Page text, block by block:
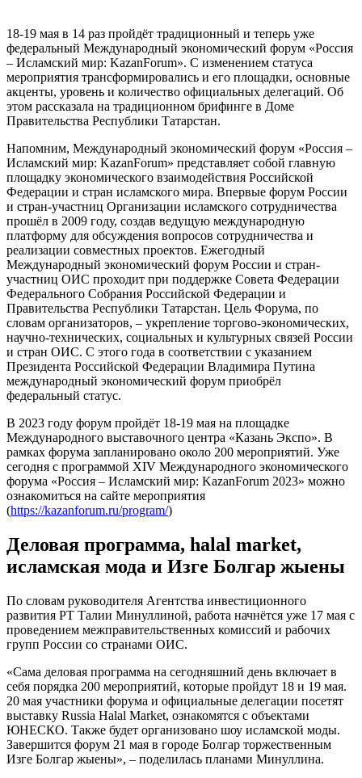
18-19 мая в 14 раз пройдёт традиционный и теперь уже
федеральный Международный экономический форум «Россия
– Исламский мир: KazanForum». С изменением статуса
мероприятия трансформировались и его площадки, основные
акценты, уровень и количество официальных делегаций. Об
этом рассказала на традиционном брифинге в Доме
Правительства Республики Татарстан.
Напомним, Международный экономический форум «Россия –
Исламский мир: KazanForum» представляет собой главную
площадку экономического взаимодействия Российской
Федерации и стран исламского мира. Впервые форум России
и стран-участниц Организации исламского сотрудничества
прошёл в 2009 году, создав ведущую международную
платформу для обсуждения вопросов сотрудничества и
реализации совместных проектов. Ежегодный
Международный экономический форум России и стран-
участниц ОИС проходит при поддержке Совета Федерации
Федерального Собрания Российской Федерации и
Правительства Республики Татарстан. Цель Форума, по
словам организаторов, – укрепление торгово-экономических,
научно-технических, социальных и культурных связей России
и стран ОИС. С этого года в соответствии с указанием
Президента Российской Федерации Владимира Путина
международный экономический форум приобрёл
федеральный статус.
В 2023 году форум пройдёт 18-19 мая на площадке
Международного выставочного центра «Казань Экспо». В
рамках форума запланировано около 200 мероприятий. Уже
сегодня с программой ХIV Международного экономического
форума «Россия – Исламский мир: KazanForum 2023» можно
ознакомиться на сайте мероприятия
(https://kazanforum.ru/program/)
Деловая программа, halal market,
исламская мода и Изге Болгар жыены
По словам руководителя Агентства инвестиционного
развития РТ Талии Минуллиной, работа начнётся уже 17 мая с
проведением межправительственных комиссий и рабочих
групп России со странами ОИС.
«Сама деловая программа на сегодняшний день включает в
себя порядка 200 мероприятий, которые пройдут 18 и 19 мая.
20 мая участники форума и официальные делегации посетят
выставку Russia Halal Market, ознакомятся с объектами
ЮНЕСКО. Также будет организовано шоу исламской моды.
Завершится форум 21 мая в городе Болгар торжественным
Изге Болгар жыены», – поделилась планами Минуллина.